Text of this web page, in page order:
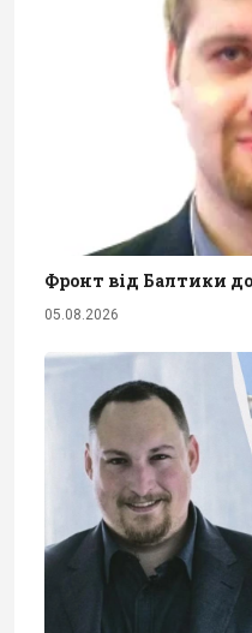
Фронт від Балтики
05.08.2026